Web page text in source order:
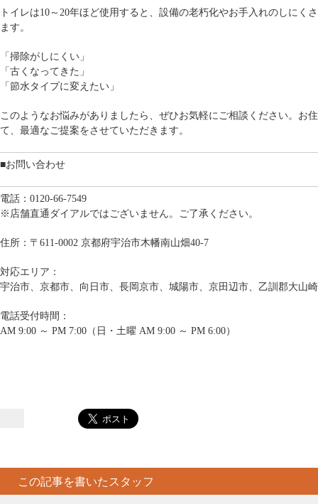
トイレは10～20年ほど使用すると、設備の老朽化やお手入れのしにく
ます。
「掃除がしにくい」
「古くなってきた」
「節水タイプに変えたい」
このようなお悩みがありましたら、ぜひお気軽にご相談ください。お
て、最適なご提案をさせていただきます。
■お問い合わせ
電話：0120-66-7549
※店舗直通ダイアルではございません。ご了承ください。
住所：〒611-0002 京都府宇治市木幡南山畑40-7
対応エリア：
宇治市、京都市、向日市、長岡京市、城陽市、京田辺市、乙訓郡大山
電話受付時間：
AM 9:00 ～ PM 7:00（日・土曜 AM 9:00 ～ PM 6:00）
この記事を書いたスタッフ